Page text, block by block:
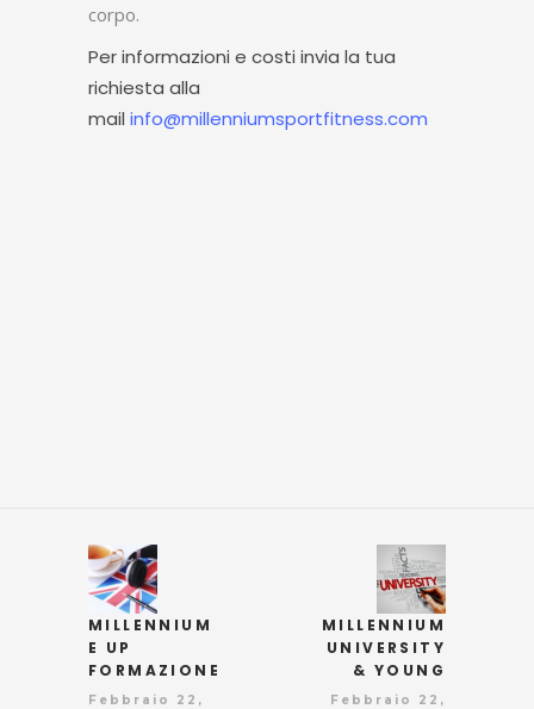
corpo.
Per informazioni e costi invia la tua
richiesta alla
mail info@millenniumsportfitness.com
MILLENNIUM
E UP
FORMAZIONE
Febbraio 22,
MILLENNIUM
UNIVERSITY
& YOUNG
Febbraio 22,